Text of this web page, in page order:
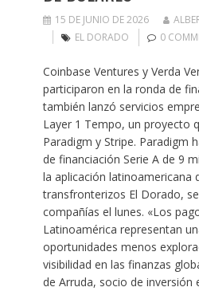
15 DE JUNIO DE 2026
EL DORADO
0
Coinbase Ventures y Verda
participaron en la ronda de
también lanzó servicios
Layer 1 Tempo, un proyecto
Paradigm y Stripe. Paradigm
de financiación Serie A de 9
la aplicación latinoamericana
transfronterizos El Dorado,
compañías el lunes. «Los
Latinoamérica representan
oportunidades menos
visibilidad en las finanzas
de Arruda, socio de inversión